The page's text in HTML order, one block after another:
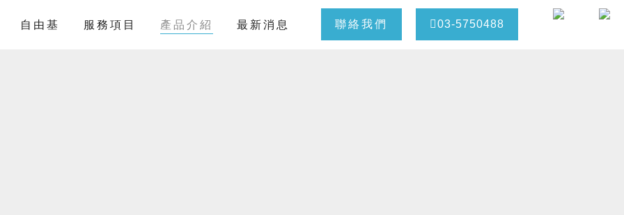
自由基 服務項目 產品介紹 最新消息 聯絡我們 03-5750488